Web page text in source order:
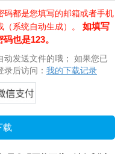
码都是您填写的邮箱或者手机
系统自动生成）。 如填写
也是123。
动发送文件的哦； 如果您已
后访问： 我的下载记录